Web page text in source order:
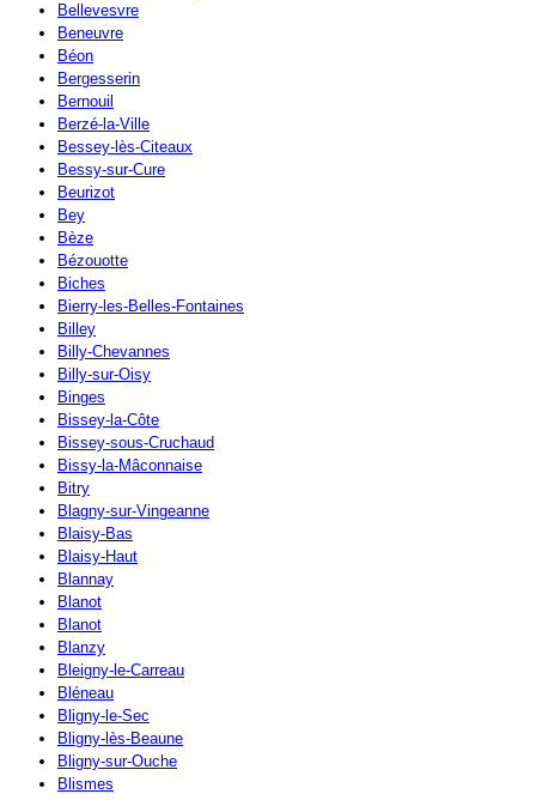
Bellevesvre
Beneuvre
Béon
Bergesserin
Bernouil
Berzé-la-Ville
Bessey-lès-Citeaux
Bessy-sur-Cure
Beurizot
Bey
Bèze
Bézouotte
Biches
Bierry-les-Belles-Fontaines
Billey
Billy-Chevannes
Billy-sur-Oisy
Binges
Bissey-la-Côte
Bissey-sous-Cruchaud
Bissy-la-Mâconnaise
Bitry
Blagny-sur-Vingeanne
Blaisy-Bas
Blaisy-Haut
Blannay
Blanot
Blanot
Blanzy
Bleigny-le-Carreau
Bléneau
Bligny-le-Sec
Bligny-lès-Beaune
Bligny-sur-Ouche
Blismes